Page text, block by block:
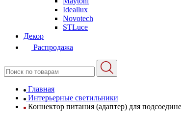
Ideallux
Novotech
STLuce
Декор
Распродажа
Главная
Интерьерные светильники
Коннектор питания (адаптер) для